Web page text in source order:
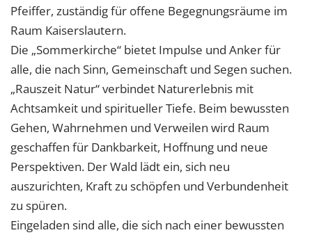
Pfeiffer, zuständig für offene Begegnungsräume im
Raum Kaiserslautern.
Die „Sommerkirche“ bietet Impulse und Anker für
alle, die nach Sinn, Gemeinschaft und Segen suchen.
„Rauszeit Natur“ verbindet Naturerlebnis mit
Achtsamkeit und spiritueller Tiefe. Beim bewussten
Gehen, Wahrnehmen und Verweilen wird Raum
geschaffen für Dankbarkeit, Hoffnung und neue
Perspektiven. Der Wald lädt ein, sich neu
auszurichten, Kraft zu schöpfen und Verbundenheit
zu spüren.
Eingeladen sind alle, die sich nach einer bewussten